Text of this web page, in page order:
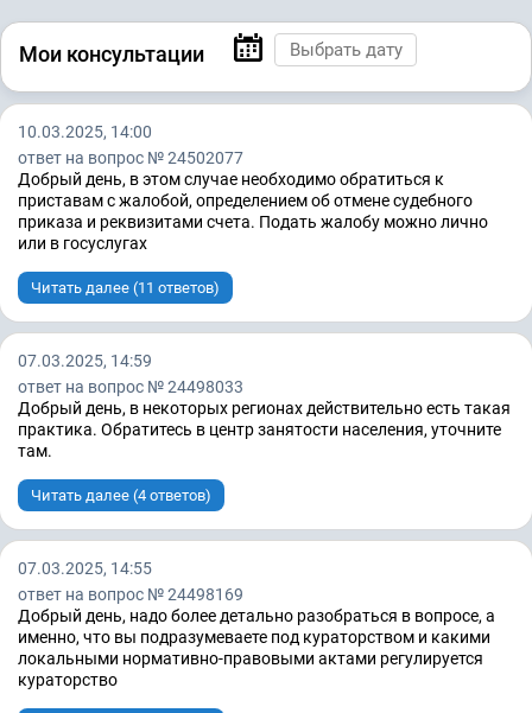
Мои консультации
10.03.2025, 14:00
ответ на вопрос № 24502077
Добрый день, в этом случае необходимо обратиться к
приставам с жалобой, определением об отмене судебного
приказа и реквизитами счета. Подать жалобу можно лично
или в госуслугах
Читать далее (11 ответов)
07.03.2025, 14:59
ответ на вопрос № 24498033
Добрый день, в некоторых регионах действительно есть такая
практика. Обратитесь в центр занятости населения, уточните
там.
Читать далее (4 ответов)
07.03.2025, 14:55
ответ на вопрос № 24498169
Добрый день, надо более детально разобраться в вопросе, а
именно, что вы подразумеваете под кураторством и какими
локальными нормативно-правовыми актами регулируется
кураторство